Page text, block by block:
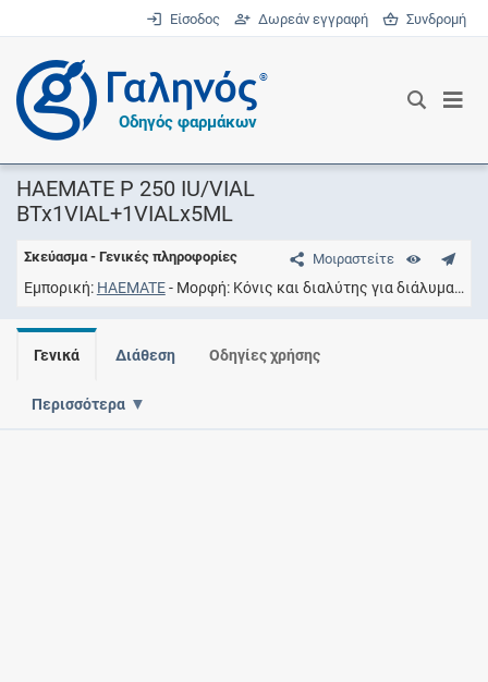
Είσοδος Δωρεάν εγγραφή Συνδρομή
®
Οδηγός φαρμάκων
HAEMATE P 250 IU/VIAL
BTx1VIAL+1VIALx5ML
Μοιραστείτε
Σκεύασμα - Γενικές πληροφορίες
Εμπορική HAEMATE Μορφή Κόνις και διαλύτης για διάλυμα προς έγχυση
Γενικά Διάθεση Οδηγίες χρήσης
Περισσότερα